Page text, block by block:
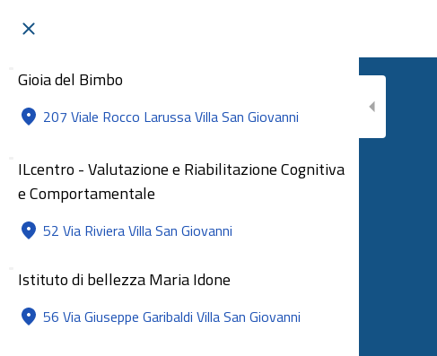
Gioia del Bimbo
207 Viale Rocco Larussa Villa San Giovanni
ILcentro - Valutazione e Riabilitazione Cognitiva
e Comportamentale
52 Via Riviera Villa San Giovanni
Istituto di bellezza Maria Idone
56 Via Giuseppe Garibaldi Villa San Giovanni